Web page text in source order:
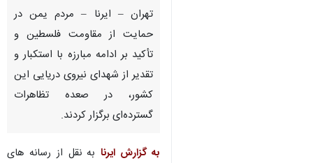
تهران – ایرنا – مردم یمن در
حمایت از مقاومت فلسطین و
تأکید بر ادامه مبارزه با استکبار و
تقدیر از شهدای نیروی دریایی این
کشور، در صعده تظاهرات
گسترده‌ای برگزار کردند.
به گزارش ایرنابه نقل از رسانه های